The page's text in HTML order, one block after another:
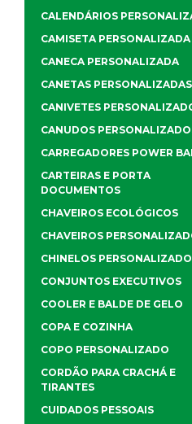
CALENDÁRIOS
CAMISETA PERSONALIZADA
CANECA PERSONALIZADA
CANETAS PERSONALIZADAS
CANIVETES
CANUDOS
CARREGADORES POWER
CARTEIRAS E PORTA
DOCUMENTOS
CHAVEIROS ECOLÓGICOS
CHAVEIROS
CHINELOS
CONJUNTOS EXECUTIVOS
COOLER E BALDE DE GELO
COPA E COZINHA
COPO PERSONALIZADO
CORDÃO PARA CRACHÁ E
TIRANTES
CUIDADOS PESSOAIS